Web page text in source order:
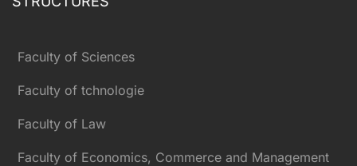
Faculty of Sciences
Faculty of tchnologie
Faculty of Law
Faculty of Economics, Commerce and Management